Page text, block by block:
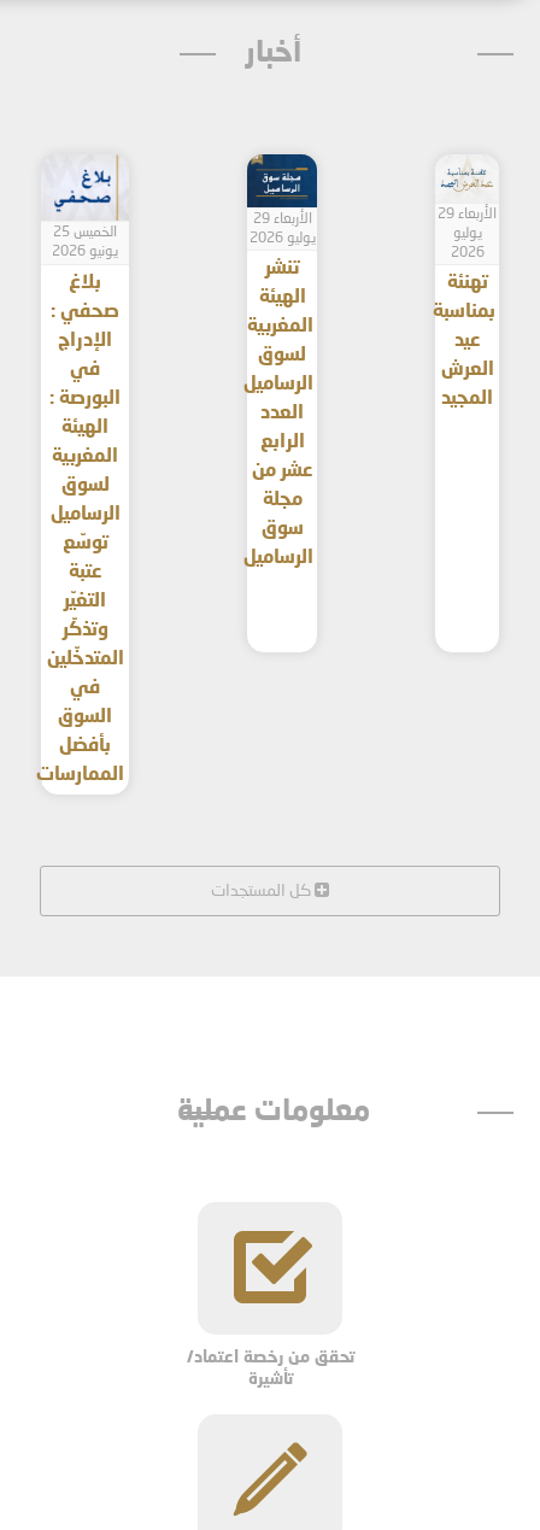
أخبار
الأربعاء 29
يوليو
2026
تهنئة
بمناسبة
عيد
العرش
المجيد
الأربعاء 29
يوليو 2026
تنشر
الهيئة
المغربية
لسوق
الرساميل
العدد
الرابع
عشر من
مجلة
سوق
الرساميل
الخميس 25
يونيو 2026
بلاغ
صحفي :
الإدراج
في
البورصة :
الهيئة
المغربية
لسوق
الرساميل
توسّع
عتبة
التغيّر
وتذكّر
المتدخّلين
في
السوق
بأفضل
الممارسات
كل المستجدات
معلومات عملية
تحقق من رخصة اعتماد/
تأشيرة